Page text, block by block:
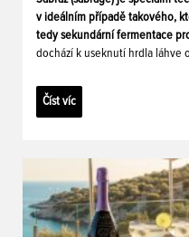
v ideálním případě takového,
tedy sekundární fermentace
dochází k useknutí hrdla láhve
Číst víc